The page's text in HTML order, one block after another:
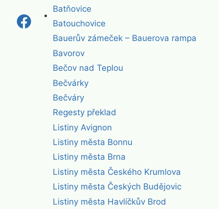
Batňovice
Batouchovice
Bauerův zámeček – Bauerova rampa
Bavorov
Bečov nad Teplou
Bečvárky
Bečváry
Regesty překlad
Listiny Avignon
Listiny města Bonnu
Listiny města Brna
Listiny města Českého Krumlova
Listiny města Českých Budějovic
Listiny města Havlíčkův Brod